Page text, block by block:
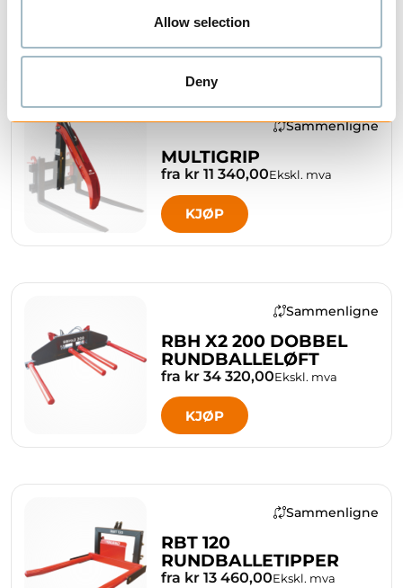
Allow selection
Deny
KJØP
Sammenligne
MULTIGRIP
fra kr 11 340,00Ekskl. mva
KJØP
Sammenligne
RBH X2 200 DOBBEL
RUNDBALLELØFT
fra kr 34 320,00Ekskl. mva
KJØP
Sammenligne
RBT 120
RUNDBALLETIPPER
fra kr 13 460,00Ekskl. mva